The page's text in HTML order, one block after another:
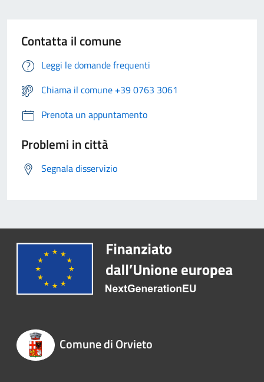
Contatta il comune
Leggi le domande frequenti
Chiama il comune +39 0763 3061
Prenota un appuntamento
Problemi in città
Segnala disservizio
Comune di Orvieto